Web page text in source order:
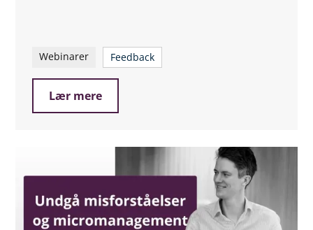
Webinarer Feedback
Lær mere